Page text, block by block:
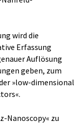
wird die
Erfassung
Auflösung
geben, zum
»low-dimensional
Nanoscopy« zu